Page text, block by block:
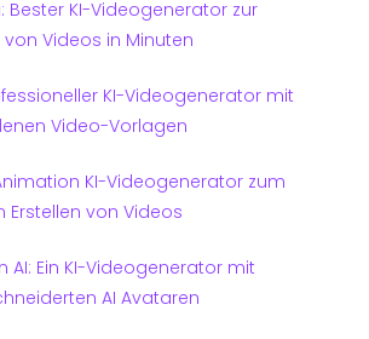
Verschiedene
zur
Unterstützung
Monat
Starter: 45$ pro
Unterstützung
Starter: 30$ pro
Bester KI-Videogenerator zur
von Videos in Minuten
KI-Videogenerator mit
Video-Vorlagen
KI-Videogenerator zum
Erstellen von Videos
AI: Ein KI-Videogenerator mit
AI Avataren